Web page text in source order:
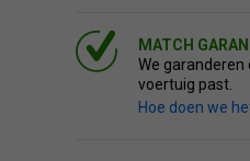
MATCH
We garanderen
voertuig past.
Hoe doen we